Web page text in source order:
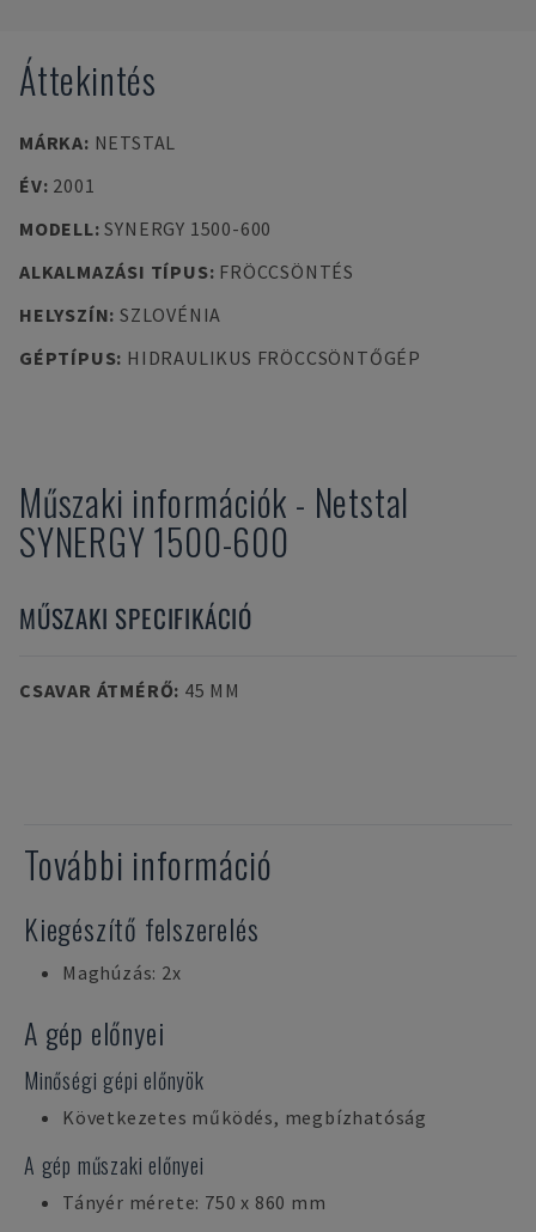
Áttekintés
MÁRKA: NETSTAL
ÉV: 2001
MODELL:SYNERGY 1500-600
ALKALMAZÁSI TÍPUS: FRÖCCSÖNTÉS
HELYSZÍN: SZLOVÉNIA
GÉPTÍPUS: HIDRAULIKUS FRÖCCSÖNTŐGÉP
Műszaki információk - Netstal
SYNERGY 1500-600
MŰSZAKI SPECIFIKÁCIÓ
CSAVAR ÁTMÉRŐ: 45 MM
További információ
Kiegészítő felszerelés
Maghúzás: 2x
A gép előnyei
Minőségi gépi előnyök
Következetes működés, megbízhatóság
A gép műszaki előnyei
Tányér mérete: 750 x 860 mm